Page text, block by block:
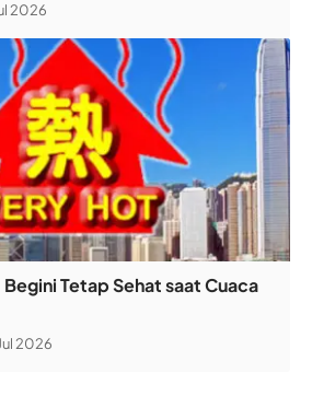
2026
Tetap Sehat saat Cuaca
2026